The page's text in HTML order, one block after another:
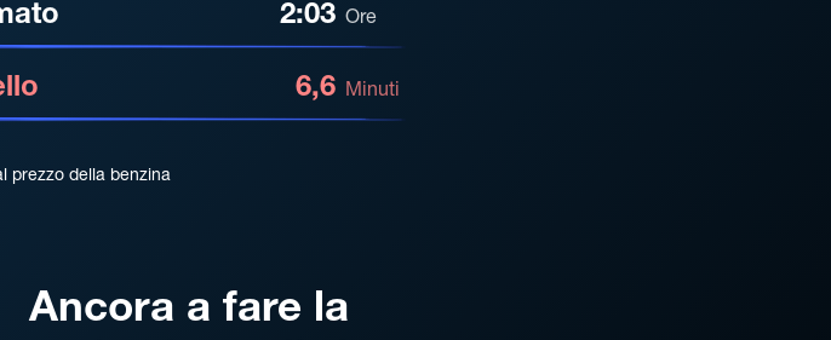
2:03 Ore
6,6 Minuti
prezzo della benzina
Ancora a fare la